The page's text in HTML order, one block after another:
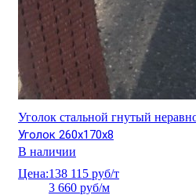
Уголок стальной гнутый
Уголок 260х170х8
В наличии
Цена:138 115 руб/т
3 660 руб/м